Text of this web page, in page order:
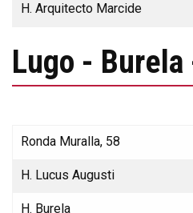
H. Arquitecto Marcide
Lugo -
Ronda Muralla, 58
H. Lucus Augusti
H. Burela